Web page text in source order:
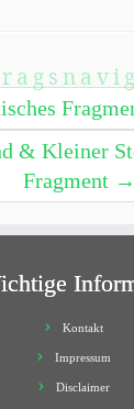
& Kleiner
Fragment →
Kontakt
Impressum
Disclaimer